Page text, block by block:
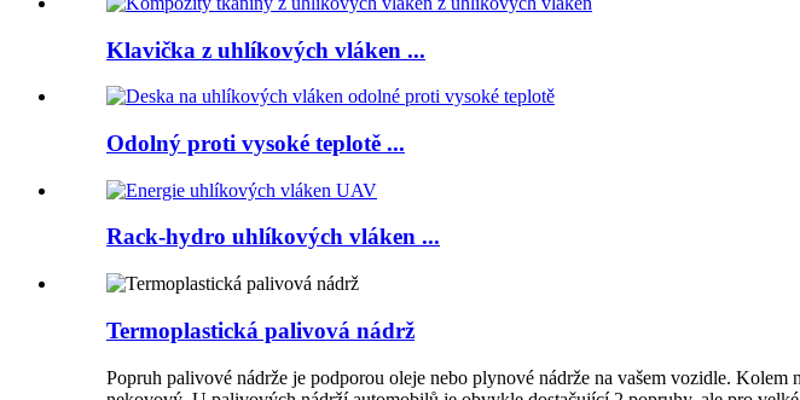
Klavička z uhlíkových vláken ...
Odolný proti vysoké teplotě ...
Rack-hydro uhlíkových vláken ...
Termoplastická palivová nádrž
Popruh palivové nádrže je podporou oleje nebo plynové nádrže na vašem vozidle.